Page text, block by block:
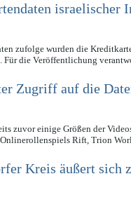
israelischer
zufolge wurden die
die Veröffentlichung
Zugriff auf die
zuvor einige Größen der
Rift, Trion
Kreis äußert sich